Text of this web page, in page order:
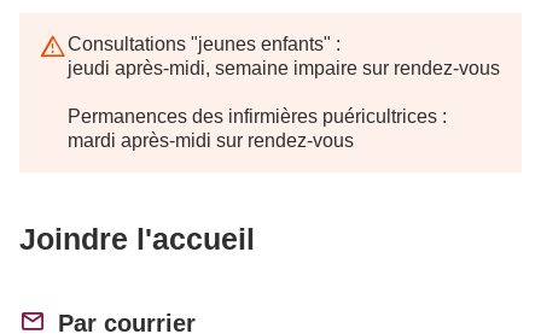
Consultations "jeunes enfants" :
jeudi après-midi, semaine impaire sur rendez-vous
Permanences des infirmières puéricultrices :
mardi après-midi sur rendez-vous
Joindre l'accueil
Par courrier